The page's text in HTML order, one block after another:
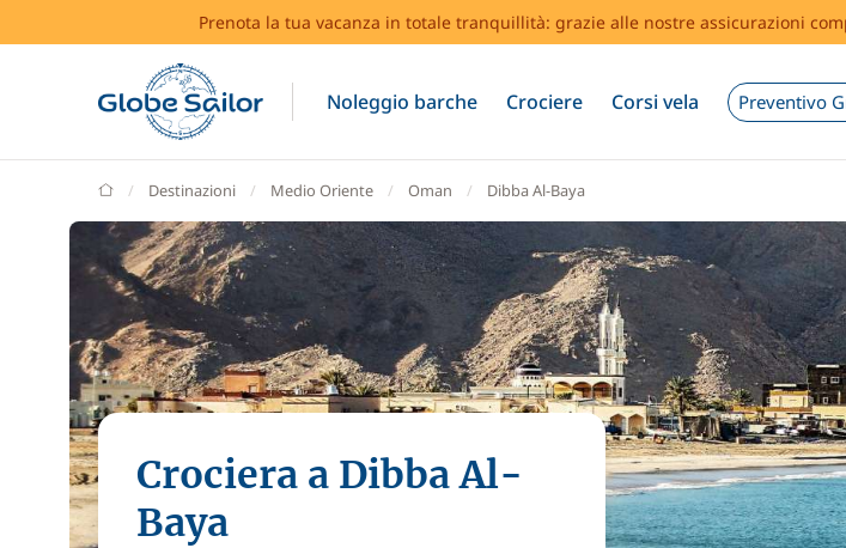
Prenota la tua vacanza in totale tranquillità: grazie alle nostre assicurazioni
Noleggio barche Crociere Corsi vela Preventivo
GlobeSailor
Destinazioni Medio Oriente Oman Dibba Al-Baya
Crociera a Dibba Al-
Baya